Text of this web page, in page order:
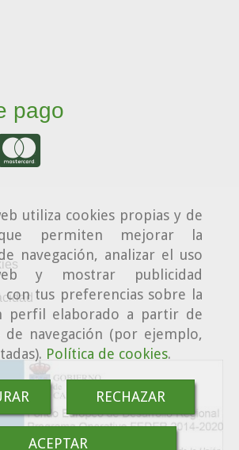
utiliza cookies propias y de
permiten mejorar la
navegación, analizar el uso
y mostrar publicidad
con tus preferencias sobre la
perfil elaborado a partir de
navegación (por ejemplo,
Política de cookies.
RECHAZAR
ACEPTAR
pago